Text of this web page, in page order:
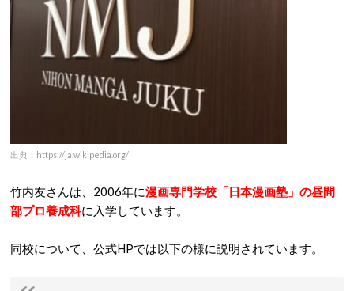
出典：https://ja.wikipedia.org/
竹内友さんは、2006年に漫画専門学校「日本漫画塾」の昼間
部プロ養成科に入学しています。
同校について、公式HPでは以下の様に説明されています。